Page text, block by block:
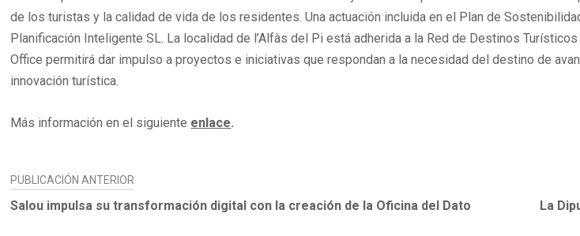
de los turistas y la calidad de vida de los residentes. Una actuación incluida en el Plan de
Planificación Inteligente SL. La localidad de l’Alfàs del Pi está adherida a la Red de Destinos
Office permitirá dar impulso a proyectos e iniciativas que respondan a la necesidad del destino de
innovación turística.
Más información en el siguiente enlace.
NAVEGACIÓN
DE
PUBLICACIÓN ANTERIOR
Salou impulsa su transformación digital con la creación de la Oficina del Dato
La